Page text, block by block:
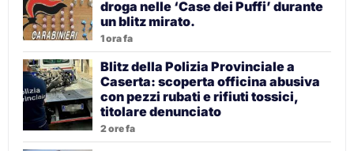
droga nelle ‘Case dei Puffi’ durante
un blitz mirato.
1 ora fa
Blitz della Polizia Provinciale a
Caserta: scoperta officina abusiva
con pezzi rubati e rifiuti tossici,
titolare denunciato
2 ore fa